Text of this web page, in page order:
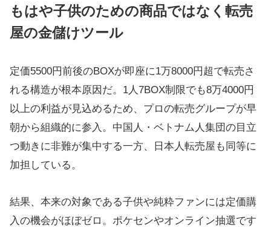
もはや子供のための商品ではなく転売
屋の金儲けツール
定価5500円前後のBOXが即座に1万8000円超で転売さ
れる構造が根本原因だ。1人7BOX制限でも8万4000円
以上の利益が見込めるため、プロの転売グループが早
朝から組織的に参入。中国人・ベトナム人集団の目立
つ動きに非難が集中する一方、日本人転売屋も同等に
加担している。
結果、本来の対象である子供や純粋ファンには定価購
入の機会がほぼゼロ。ポケセンやオンライン抽選です